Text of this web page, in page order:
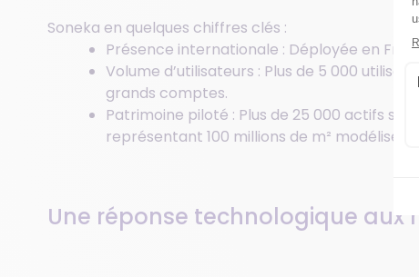
Soneka en quelques chiffres clés :
Présence internationale : Déployée en
Volume d’utilisateurs : Plus de 5 000
grands comptes.
Patrimoine piloté : Plus de 25 000 actifs
représentant 100 millions de m² modélisés.
Une réponse technologique aux